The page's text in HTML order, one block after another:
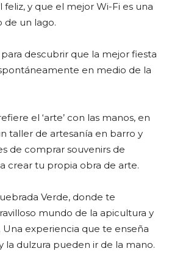
y que el mejor Wi-Fi es una
de un lago.
descubrir que la mejor fiesta
en medio de la
el ‘arte’ con las manos, en
taller de artesanía en barro y
de comprar souvenirs de
crear tu propia obra de arte.
Verde, donde te
mundo de la apicultura y
experiencia que te enseña
la dulzura pueden ir de la mano.